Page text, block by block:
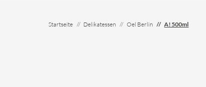
Startseite Delikatessen Oel Berlin A! 500ml